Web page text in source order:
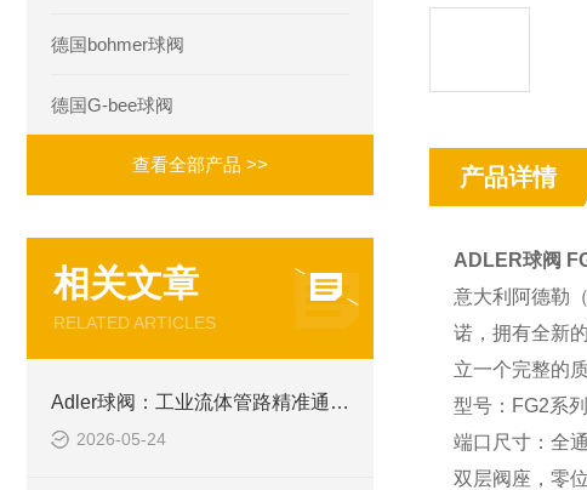
德国bohmer球阀
德国G-bee球阀
查看全部产品 >>
相关文章
RELATED ARTICLES
Adler球阀：工业流体管路精准通断控制的高档精密阀件
2026-05-24
产品详情
ADLER球阀
意大利阿德勒
诺，拥有全新
立一个完整的
型号：FG2系列
端口尺寸：全
双层阀座，零